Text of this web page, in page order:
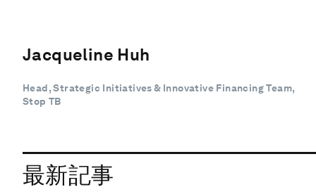
Jacqueline Huh
Head, Strategic Initiatives & Innovative Financing Team,
Stop TB
最新記事